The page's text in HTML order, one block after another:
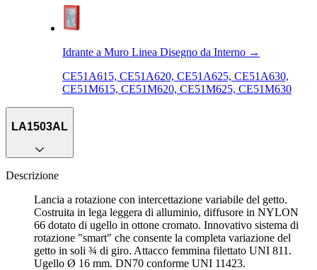
Idrante a Muro Linea Disegno da Interno →
CE51A615, CE51A620, CE51A625, CE51A630,
CE51M615, CE51M620, CE51M625, CE51M630
LA1503AL
Descrizione
Lancia a rotazione con intercettazione variabile del getto.
Costruita in lega leggera di alluminio, diffusore in NYLON
66 dotato di ugello in ottone cromato. Innovativo sistema di
rotazione "smart" che consente la completa variazione del
getto in soli ¾ di giro. Attacco femmina filettato UNI 811.
Ugello Ø 16 mm. DN70 conforme UNI 11423.